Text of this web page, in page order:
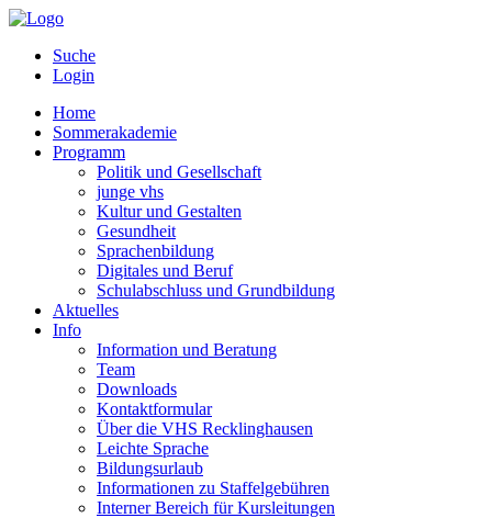
Suche
Login
Home
Sommerakademie
Programm
Politik und Gesellschaft
junge vhs
Kultur und Gestalten
Gesundheit
Sprachenbildung
Digitales und Beruf
Schulabschluss und Grundbildung
Aktuelles
Info
Information und Beratung
Team
Downloads
Kontaktformular
Über die VHS Recklinghausen
Leichte Sprache
Bildungsurlaub
Informationen zu Staffelgebühren
Interner Bereich für Kursleitungen